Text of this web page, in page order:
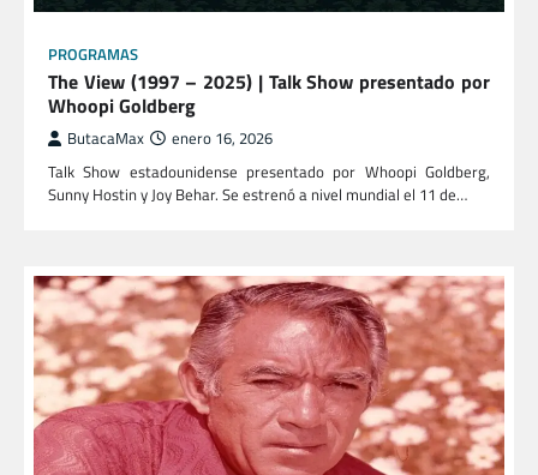
PROGRAMAS
The View (1997 – 2025) | Talk Show presentado por
Whoopi Goldberg
ButacaMax enero 16, 2026
Talk Show estadounidense presentado por Whoopi Goldberg,
Sunny Hostin y Joy Behar. Se estrenó a nivel mundial el 11 de…